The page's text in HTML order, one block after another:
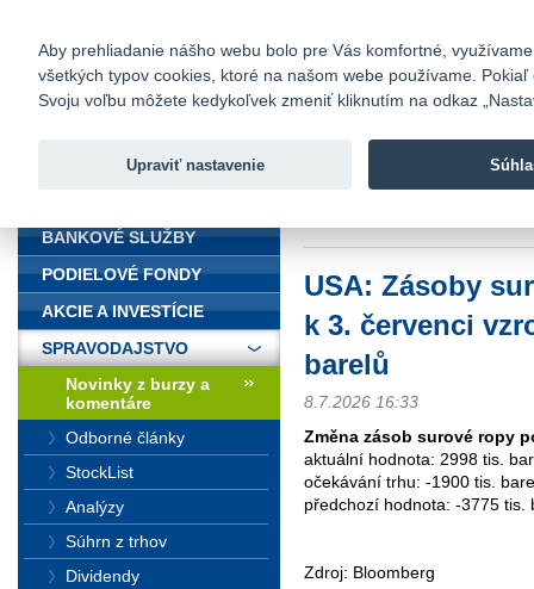
Fio banka
Fio banka
USA: Zásoby
k 3. červenci
barelů
8.7.2026 16:33
Změna zásob surové ropy
aktuální hodnota: 2998 tis.
očekávání trhu: -1900 tis.
předchozí hodnota: -3775 tis.
Zdroj: Bloomberg
BANKOVÉ SLUŽBY
PODIELOVÉ FONDY
AKCIE A INVESTÍCIE
SPRAVODAJSTVO
Novinky z burzy a
komentáre
Odborné články
StockList
Analýzy
Súhrn z trhov
Dividendy
Aby prehliadanie nášho webu bolo pre Vás komfortné,
všetkých typov cookies, ktoré na našom webe používame.
Svoju voľbu môžete kedykoľvek zmeniť kliknutím na odkaz
Upraviť nastavenie